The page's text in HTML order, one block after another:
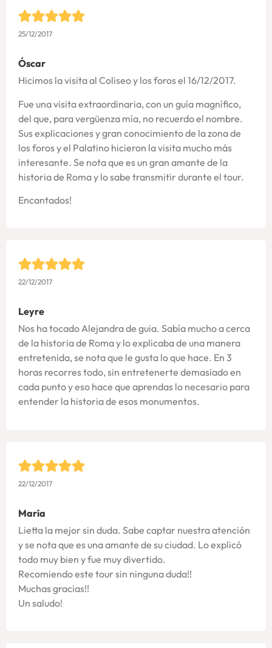
25/12/2017
Óscar
Hicimos la visita al Coliseo y los foros el 16/12/2017.
Fue una visita extraordinaria, con un guía magnífico,
del que, para vergüenza mía, no recuerdo el nombre.
Sus explicaciones y gran conocimiento de la zona de
los foros y el Palatino hicieron la visita mucho más
interesante. Se nota que es un gran amante de la
historia de Roma y lo sabe transmitir durante el tour.
Encantados!
22/12/2017
Leyre
Nos ha tocado Alejandra de guia. Sabía mucho a cerca
de la historia de Roma y lo explicaba de una manera
entretenida, se nota que le gusta lo que hace. En 3
horas recorres todo, sin entretenerte demasiado en
cada punto y eso hace que aprendas lo necesario para
entender la historia de esos monumentos.
22/12/2017
María
Lietta la mejor sin duda. Sabe captar nuestra atención
y se nota que es una amante de su ciudad. Lo explicó
todo muy bien y fue muy divertido.
Recomiendo este tour sin ninguna duda!!
Muchas gracias!!
Un saludo!